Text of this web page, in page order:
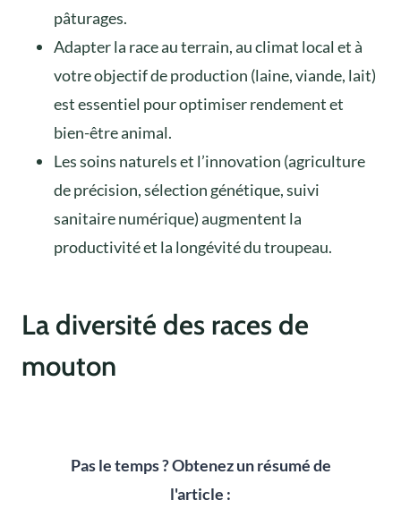
pâturages.
Adapter la race au terrain, au climat local et à
votre objectif de production (laine, viande, lait)
est essentiel pour optimiser rendement et
bien-être animal.
Les soins naturels et l’innovation (agriculture
de précision, sélection génétique, suivi
sanitaire numérique) augmentent la
productivité et la longévité du troupeau.
La diversité des races de
mouton
Pas le temps ? Obtenez un résumé de
l'article :